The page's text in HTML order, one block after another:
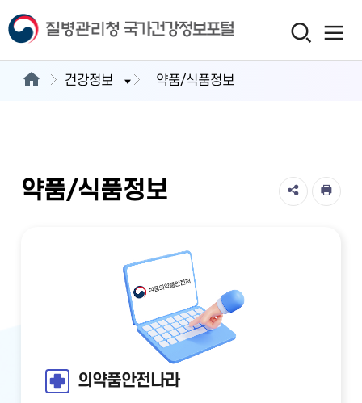
건강정보 약품/식품정보
약품/식품정보
의약품안전나라